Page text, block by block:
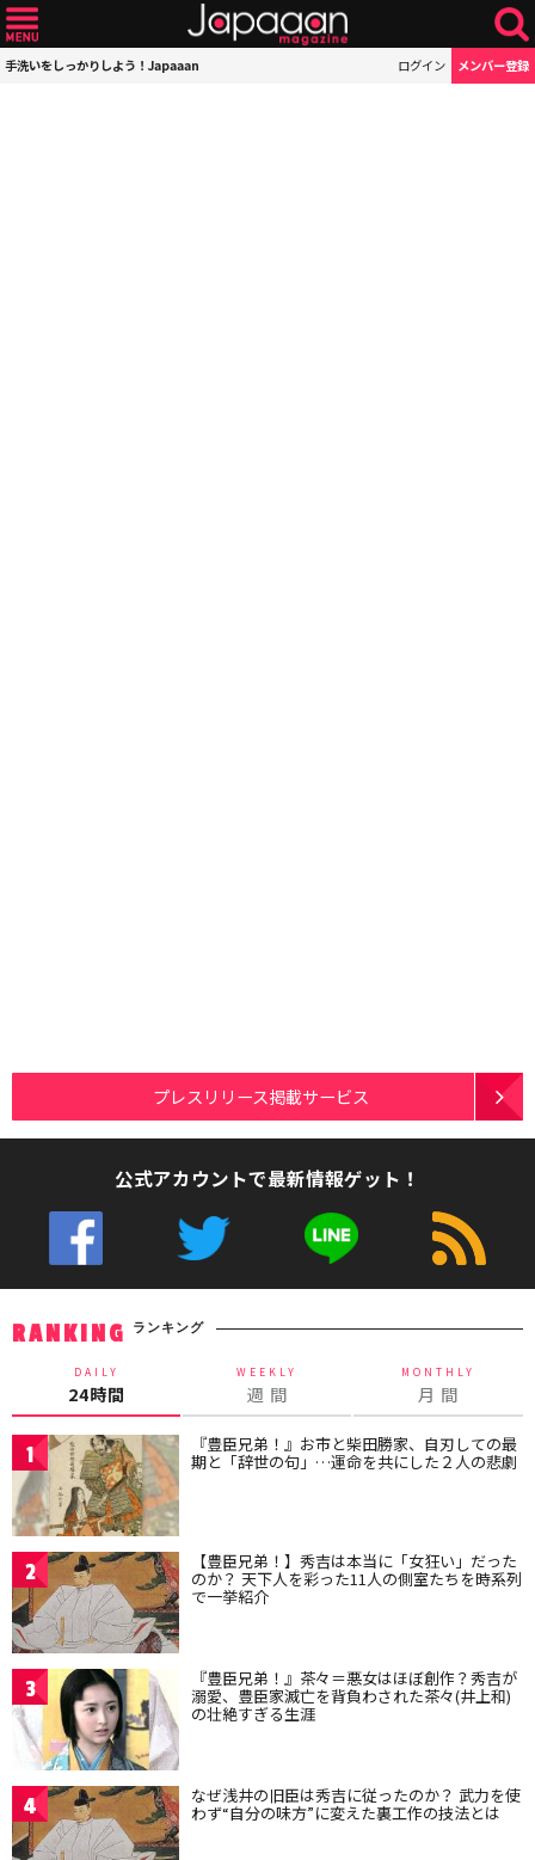
手洗いをしっかりしよう！Japaaan ログイン メンバー登録
プレスリリース掲載サービス
公式アカウントで最新情報ゲット！
RANKING ランキング
DAILY
24時間
WEEKLY
週 間
MONTHLY
月 間
1 『豊臣兄弟！』お市と柴田勝家、自刃しての最
期と「辞世の句」…運命を共にした２人の悲劇
2 【豊臣兄弟！】秀吉は本当に「女狂い」だった
のか？ 天下人を彩った11人の側室たちを時系列
で一挙紹介
3 『豊臣兄弟！』茶々＝悪女はほぼ創作？秀吉が
溺愛、豊臣家滅亡を背負わされた茶々(井上和)
の壮絶すぎる生涯
4 なぜ浅井の旧臣は秀吉に従ったのか？ 武力を使
わず“自分の味方”に変えた裏工作の技法とは